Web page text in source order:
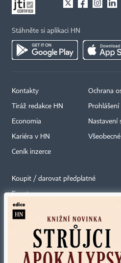
Stáhněte si aplikaci HN
Kontakty
Tiráž redakce HN
Economia
Kariéra v HN
Ceník inzerce
Ochrana
Nastavení
Koupit / darovat předplatné
Eventy
Newslettery
Autorská práva vykonává vydavatel. Bez